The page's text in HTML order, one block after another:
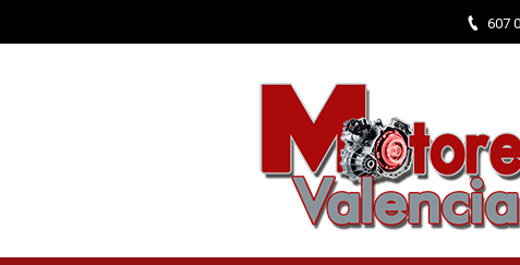
607
RECONSTRUIDOS RECTIFICADOS OCASIÓN RECAMBIOS